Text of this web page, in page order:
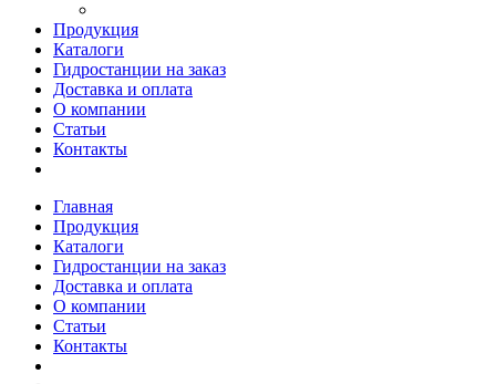
Продукция
Каталоги
Гидростанции на заказ
Доставка и оплата
О компании
Статьи
Контакты
Главная
Продукция
Каталоги
Гидростанции на заказ
Доставка и оплата
О компании
Статьи
Контакты